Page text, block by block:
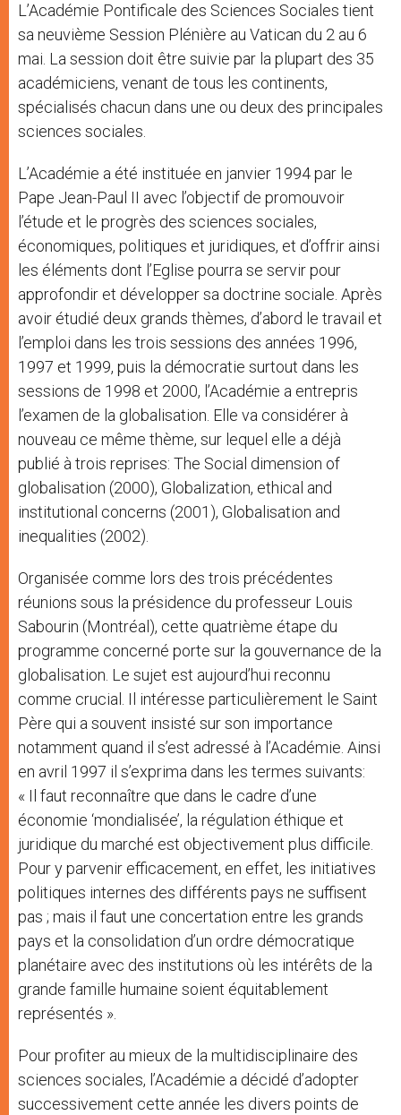
L’Académie Pontificale des Sciences Sociales tient
sa neuvième Session Plénière au Vatican du 2 au 6
mai. La session doit être suivie par la plupart des 35
académiciens, venant de tous les continents,
spécialisés chacun dans une ou deux des principales
sciences sociales.
L’Académie a été instituée en janvier 1994 par le
Pape Jean-Paul II avec l’objectif de promouvoir
l’étude et le progrès des sciences sociales,
économiques, politiques et juridiques, et d’offrir ainsi
les éléments dont l’Eglise pourra se servir pour
approfondir et développer sa doctrine sociale. Après
avoir étudié deux grands thèmes, d’abord le travail et
l’emploi dans les trois sessions des années 1996,
1997 et 1999, puis la démocratie surtout dans les
sessions de 1998 et 2000, l’Académie a entrepris
l’examen de la globalisation. Elle va considérer à
nouveau ce même thème, sur lequel elle a déjà
publié à trois reprises: The Social dimension of
globalisation (2000), Globalization, ethical and
institutional concerns (2001), Globalisation and
inequalities (2002).
Organisée comme lors des trois précédentes
réunions sous la présidence du professeur Louis
Sabourin (Montréal), cette quatrième étape du
programme concerné porte sur la gouvernance de la
globalisation. Le sujet est aujourd’hui reconnu
comme crucial. Il intéresse particulièrement le Saint
Père qui a souvent insisté sur son importance
notamment quand il s’est adressé à l’Académie. Ainsi
en avril 1997 il s’exprima dans les termes suivants:
« Il faut reconnaître que dans le cadre d’une
économie ‘mondialisée’, la régulation éthique et
juridique du marché est objectivement plus difficile.
Pour y parvenir efficacement, en effet, les initiatives
politiques internes des différents pays ne suffisent
pas ; mais il faut une concertation entre les grands
pays et la consolidation d’un ordre démocratique
planétaire avec des institutions où les intérêts de la
grande famille humaine soient équitablement
représentés ».
Pour profiter au mieux de la multidisciplinaire des
sciences sociales, l’Académie a décidé d’adopter
successivement cette année les divers points de